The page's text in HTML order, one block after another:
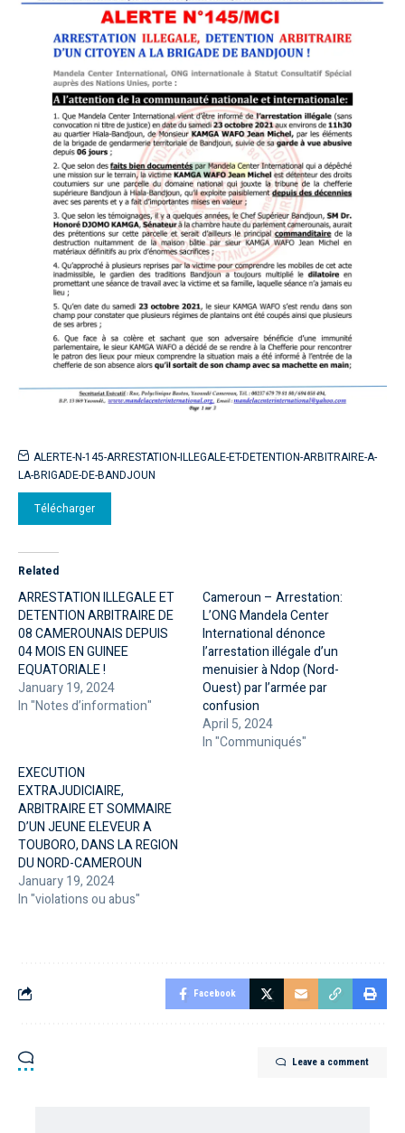
ALERTE-N-145-ARRESTATION-ILLEGALE-ET-DETENTION-ARBITRAIRE-A-
LA-BRIGADE-DE-BANDJOUN
Télécharger
Related
ARRESTATION ILLEGALE ET
DETENTION ARBITRAIRE DE
08 CAMEROUNAIS DEPUIS
04 MOIS EN GUINEE
EQUATORIALE !
January 19, 2024
In "Notes d’information"
Cameroun – Arrestation:
L’ONG Mandela Center
International dénonce
l’arrestation illégale d’un
menuisier à Ndop (Nord-
Ouest) par l’armée par
confusion
April 5, 2024
In "Communiqués"
EXECUTION
EXTRAJUDICIAIRE,
ARBITRAIRE ET SOMMAIRE
D’UN JEUNE ELEVEUR A
TOUBORO, DANS LA REGION
DU NORD-CAMEROUN
January 19, 2024
In "violations ou abus"
Facebook
Leave a comment